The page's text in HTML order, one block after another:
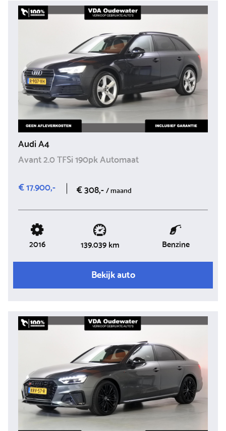
Audi A4
Avant 2.0 TFSi 190pk Automaat
€ 17.900,-
€ 308,-/ maand
2016 139.039 km Benzine
Bekijk auto